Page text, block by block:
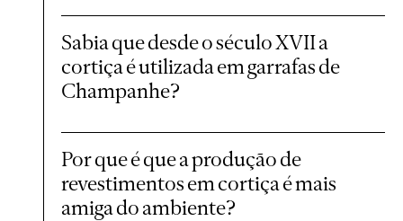
Sabia que desde o século XVII a
cortiça é utilizada em garrafas de
Champanhe?
Por que é que a produção de
revestimentos em cortiça é mais
amiga do ambiente?